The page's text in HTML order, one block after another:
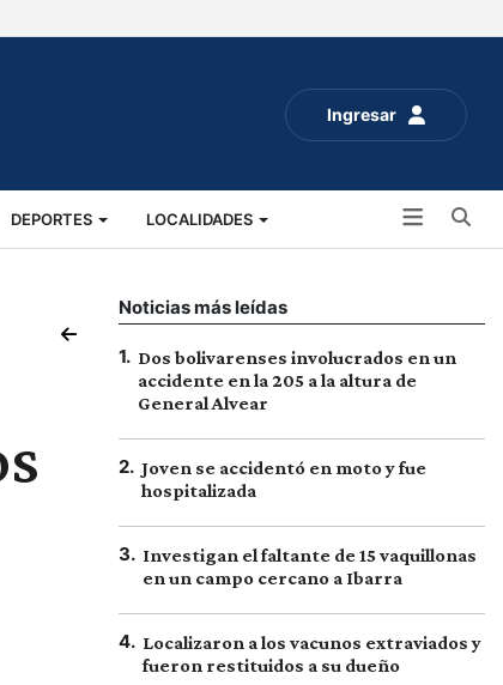
Ingresar
DEPORTES LOCALIDADES
Noticias más leídas
1. Dos bolivarenses involucrados en un
accidente en la 205 a la altura de
General Alvear
2. Joven se accidentó en moto y fue
hospitalizada
3. Investigan el faltante de 15 vaquillonas
en un campo cercano a Ibarra
4. Localizaron a los vacunos extraviados y
fueron restituidos a su dueño